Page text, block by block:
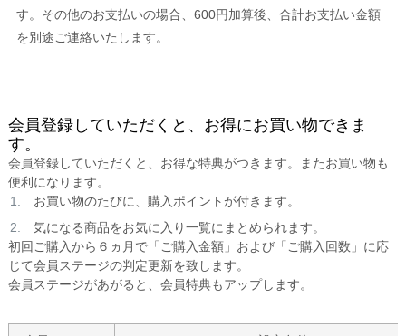
す。その他のお支払いの場合、600円加算後、合計お支払い金額
を別途ご連絡いたします。
会員登録していただくと、お得にお買い物できま
す。
会員登録していただくと、お得な特典がつきます。またお買い物も
便利になります。
お買い物のたびに、購入ポイントが付きます。
気になる商品をお気に入り一覧にまとめられます。
初回ご購入から６ヵ月で「ご購入金額」および「ご購入回数」に応
じて会員ステージの判定更新を致します。
会員ステージがあがると、会員特典もアップします。